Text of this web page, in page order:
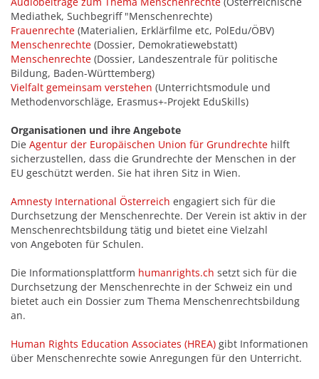
Mediathek, Suchbegriff "Menschenrechte)
Frauenrechte (Materialien, Erklärfilme etc, PolEdu/ÖBV)
Menschenrechte (Dossier, Demokratiewebstatt)
Menschenrechte (Dossier, Landeszentrale für politische
Bildung, Baden-Württemberg)
Vielfalt gemeinsam verstehen (Unterrichtsmodule und
Methodenvorschläge, Erasmus+-Projekt EduSkills)
Organisationen und ihre Angebote
Die Agentur der Europäischen Union für Grundrechte hilft
sicherzustellen, dass die Grundrechte der Menschen in der
EU geschützt werden. Sie hat ihren Sitz in Wien.
Amnesty International Österreich engagiert sich für die
Durchsetzung der Menschenrechte. Der Verein ist aktiv in der
Menschenrechtsbildung tätig und bietet eine Vielzahl
von Angeboten für Schulen.
Die Informationsplattform humanrights.ch setzt sich für die
Durchsetzung der Menschenrechte in der Schweiz ein und
bietet auch ein Dossier zum Thema Menschenrechtsbildung
an.
Human Rights Education Associates (HREA) gibt Informationen
über Menschenrechte sowie Anregungen für den Unterricht.